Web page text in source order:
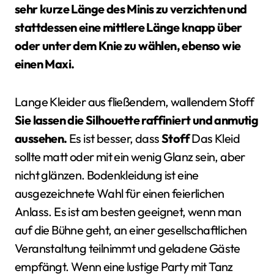
sehr kurze Länge des Minis zu verzichten und
stattdessen eine mittlere Länge knapp über
oder unter dem Knie zu wählen, ebenso wie
einen Maxi.
Lange Kleider aus fließendem, wallendem Stoff
Sie lassen die Silhouette raffiniert und anmutig
aussehen. Es ist besser, dassStoffDas Kleid
sollte matt oder mit ein wenig Glanz sein, aber
nicht glänzen. Bodenkleidung ist eine
ausgezeichnete Wahl für einen feierlichen
Anlass. Es ist am besten geeignet, wenn man
auf die Bühne geht, an einer gesellschaftlichen
Veranstaltung teilnimmt und geladene Gäste
empfängt. Wenn eine lustige Party mit Tanz